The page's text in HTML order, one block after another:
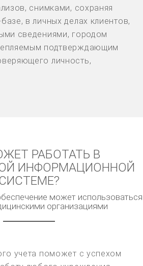
снимками, сохраняя
в личных делах клиентов,
сведениями, городом
подтверждающим
личность,
РАБОТАТЬ В
ИНФОРМАЦИОННОЙ
может использоваться
организациями
учета поможет с успехом